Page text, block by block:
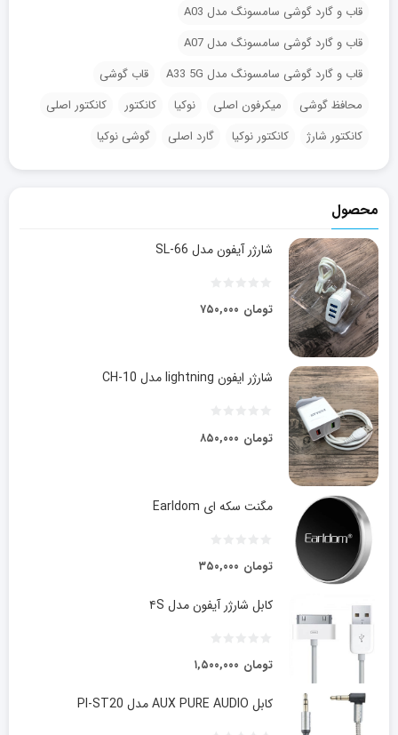
قاب و گارد گوشی سامسونگ مدل A03
قاب و گارد گوشی سامسونگ مدل A07
قاب و گارد گوشی سامسونگ مدل A33 5G
قاب گوشی
محافظ گوشی
میکرفون اصلی نوکیا کانکتور
کانکتور اصلی
کانکتور شارژ
کانکتور نوکیا گارد اصلی گوشی نوکیا
محصول
شارژر آیفون مدل SL-66
۷۵۰,۰۰۰ تومان
شارژر ایفون lightning مدل CH-10
۸۵۰,۰۰۰ تومان
مگنت سکه ای Earldom
۳۵۰,۰۰۰ تومان
کابل شارژر آیفون مدل ۴S
۱,۵۰۰,۰۰۰ تومان
کابل AUX PURE AUDIO مدل PI-ST20